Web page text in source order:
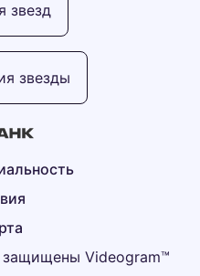
Videogram™
звезды
звезд